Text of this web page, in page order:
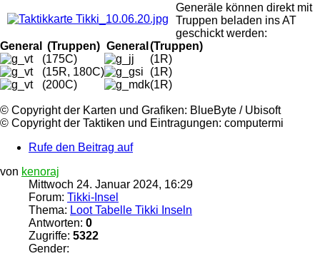
Generäle können direkt mit
Truppen beladen insAT
geschickt werden:
General
(Truppen) General (Truppen)
(175C)
(1R)
(15R, 180C)
(1R)
(200C)
(1R)
©️ Copyright der Karten und Grafiken: BlueByte / Ubisoft
©️ Copyright der Taktiken und Eintragungen: computermi
Rufe den Beitrag auf
von kenoraj
Mittwoch 24. Januar 2024, 16:29
Forum: Tikki-Insel
Thema: Loot Tabelle Tikki Inseln
Antworten: 0
Zugriffe: 5322
Gender: